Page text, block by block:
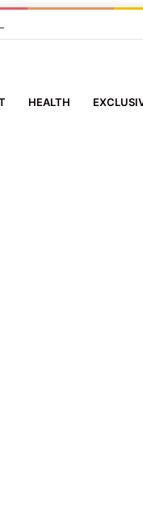
निरीक्षण, दिए सख्त निर्देश
HEALTH